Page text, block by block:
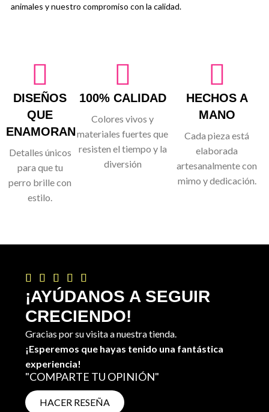
animales y nuestro compromiso con la calidad.
DISEÑOS
QUE
ENAMORAN
Detalles únicos
para que tu
perro brille con
estilo.
100% CALIDAD
Colores vivos y
materiales fuertes que
resisten el tiempo y la
diversión
HECHOS A
MANO
Cada pieza está
elaborada
artesanalmente con
mimo y dedicación.
    
¡AYÚDANOS A SEGUIR
CRECIENDO!
Gracias por su visita a nuestra tienda.
¡Esperemos que hayas tenido una fantástica
experiencia!
"COMPARTE TU OPINIÓN"
HACER RESEÑA